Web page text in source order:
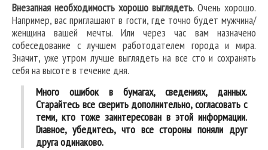
Внезапная необходимость хорошо выглядеть. Очень хорошо.
Например, вас приглашают в гости, где точно будет мужчина/
женщина вашей мечты. Или через час вам назначено
собеседование с лучшем работодателем города и мира.
Значит, уже утром лучше выглядеть на все сто и сохранять
себя на высоте в течение дня.
Много ошибок в бумагах, сведениях, данных.
Старайтесь все сверить дополнительно, согласовать с
теми, кто тоже заинтересован в этой информации.
Главное, убедитесь, что все стороны поняли друг
друга одинаково.